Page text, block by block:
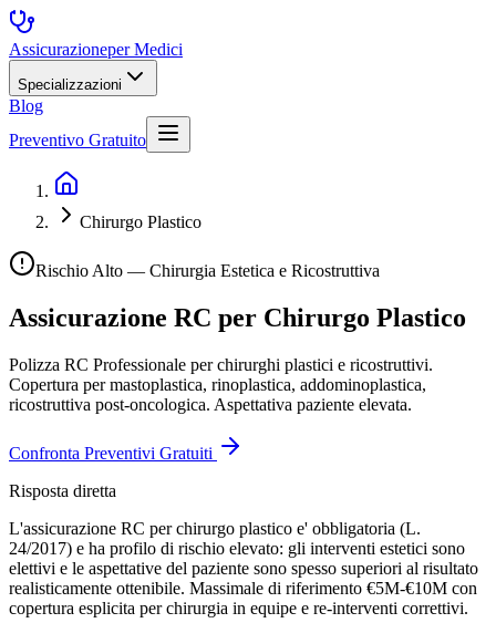
Assicurazioneper Medici
Specializzazioni
Blog
Preventivo Gratuito
Chirurgo Plastico
Rischio Alto — Chirurgia Estetica e Ricostruttiva
Assicurazione RC per Chirurgo Plastico
Polizza RC Professionale per chirurghi plastici e ricostruttivi.
Copertura per mastoplastica, rinoplastica, addominoplastica,
ricostruttiva post-oncologica. Aspettativa paziente elevata.
Confronta Preventivi Gratuiti
Risposta diretta
L'assicurazione RC per chirurgo plastico e' obbligatoria (L.
24/2017) e ha profilo di rischio elevato: gli interventi estetici sono
elettivi e le aspettative del paziente sono spesso superiori al risultato
realisticamente ottenibile. Massimale di riferimento €5M-€10M con
copertura esplicita per chirurgia in equipe e re-interventi correttivi.